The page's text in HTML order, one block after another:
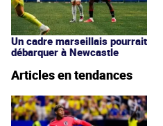
Un cadre marseillais pourrait
débarquer à Newcastle
Articles en tendances